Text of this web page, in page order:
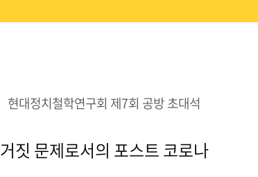
현대정치철학연구회 제7회 공방 초대석
거짓 문제로서의 포스트 코로나